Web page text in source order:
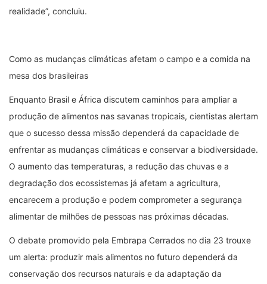
realidade”, concluiu.
Como as mudanças climáticas afetam o campo e a comida na
mesa dos brasileiras
Enquanto Brasil e África discutem caminhos para ampliar a
produção de alimentos nas savanas tropicais, cientistas alertam
que o sucesso dessa missão dependerá da capacidade de
enfrentar as mudanças climáticas e conservar a biodiversidade.
O aumento das temperaturas, a redução das chuvas e a
degradação dos ecossistemas já afetam a agricultura,
encarecem a produção e podem comprometer a segurança
alimentar de milhões de pessoas nas próximas décadas.
O debate promovido pela Embrapa Cerrados no dia 23 trouxe
um alerta: produzir mais alimentos no futuro dependerá da
conservação dos recursos naturais e da adaptação da